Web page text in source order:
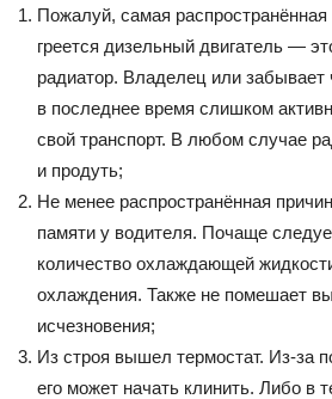
Пожалуй, самая распространённая
греется дизельный двигатель —
радиатор. Владелец или забывает
в последнее время слишком
свой транспорт. В любом случае
и продуть;
Не менее распространённая
памяти у водителя. Почаще
количество охлаждающей
охлаждения. Также не помешает
исчезновения;
Из строя вышел термостат. Из-за
его может начать клинить. Либо в